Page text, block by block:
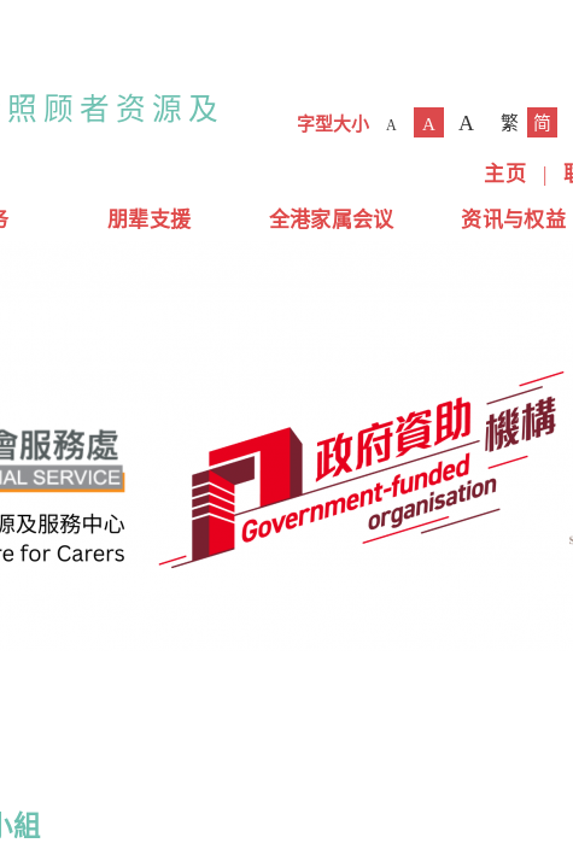
顾者资源及
字型大小 A A A 繁 简
主页 |
朋辈支援 全港家属会议 资讯与权益
組